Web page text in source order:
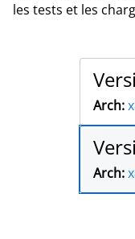
les tests et les
Arch:
Arch: